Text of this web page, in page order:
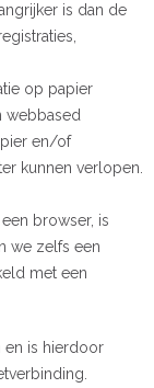
is dan de
op papier
webbased
en/of
kunnen verlopen.
browser, is
we zelfs een
met een
en is hierdoor